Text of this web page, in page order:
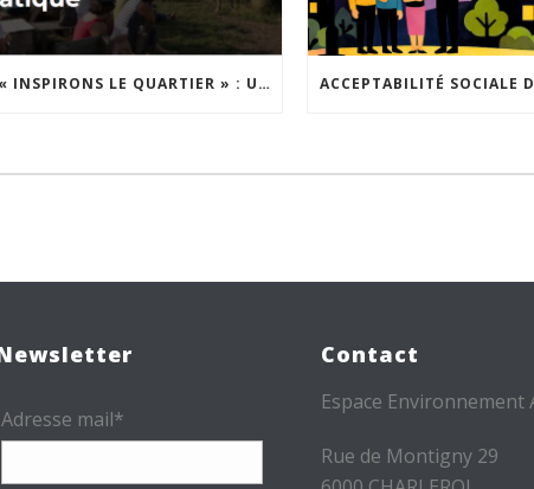
« INSPIRONS LE QUARTIER » : UN NOUVEL APPEL À PROJETS EST LANCÉ !
Adresse mail*
Contact
Espace Environnement
Rue de Montigny 29